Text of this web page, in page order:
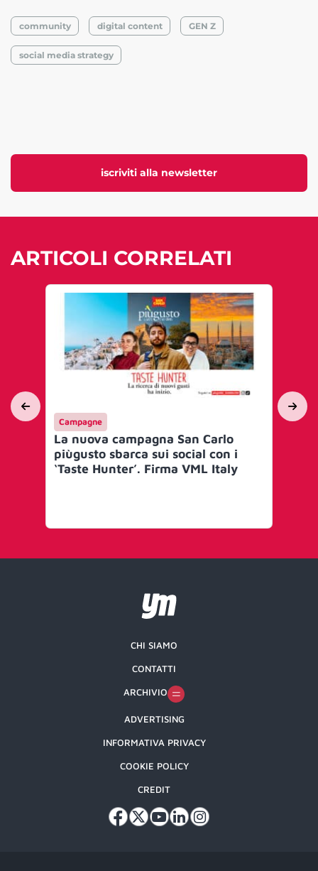
iscriviti alla newsletter
community digital content GEN Z
social media strategy
ARTICOLI CORRELATI
Campagne
La nuova campagna San Carlo
piùgusto sbarca sui social con i
‘Taste Hunter’. Firma VML Italy
CHI SIAMO
CONTATTI
ARCHIVIO
ADVERTISING
INFORMATIVA PRIVACY
COOKIE POLICY
CREDIT